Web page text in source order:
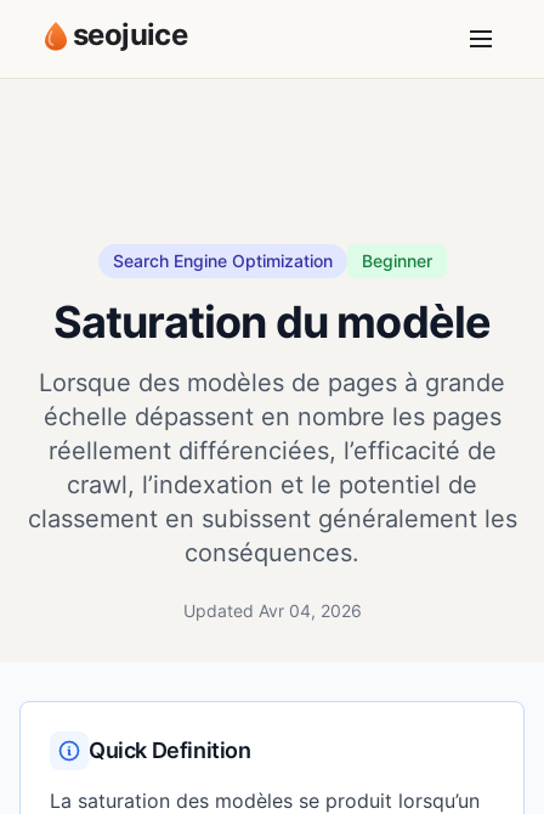
seojuice
Search Engine Optimization Beginner
Saturation du modèle
Lorsque des modèles de pages à grande
échelle dépassent en nombre les pages
réellement différenciées, l’efficacité de
crawl, l’indexation et le potentiel de
classement en subissent généralement les
conséquences.
Updated Avr 04, 2026
Quick Definition
La saturation des modèles se produit lorsqu’un